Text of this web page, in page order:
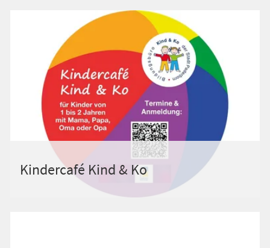
Kindercafé Kind & Ko